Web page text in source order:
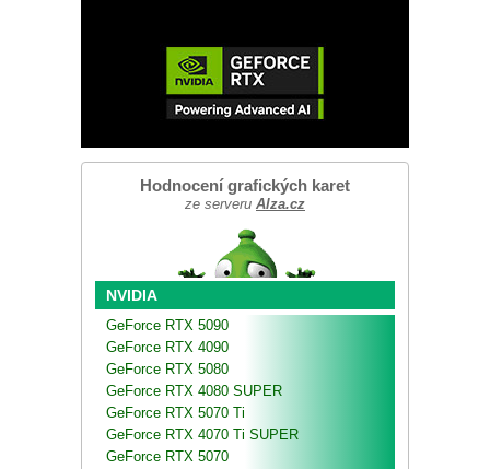
Hodnocení grafických karet
ze serveru Alza.cz
NVIDIA
GeForce RTX 5090
GeForce RTX 4090
GeForce RTX 5080
GeForce RTX 4080 SUPER
GeForce RTX 5070 Ti
GeForce RTX 4070 Ti SUPER
GeForce RTX 5070